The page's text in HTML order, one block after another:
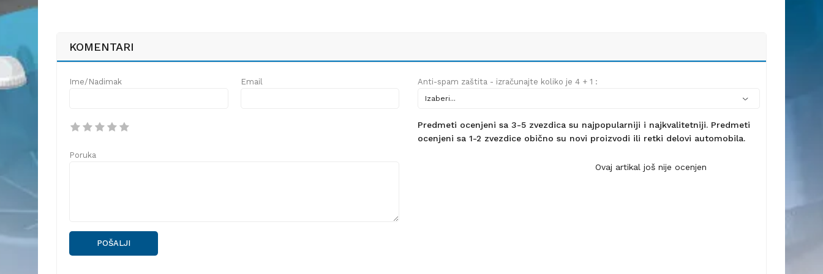
KOMENTARI
Ime/Nadimak Email
Poruka
POŠALJI
Anti-spam zaštita - izračunajte koliko je 4 + 1 :
Predmeti ocenjeni sa 3-5 zvezdica su najpopularniji i najkvalitetniji. Predmeti
ocenjeni sa 1-2 zvezdice obično su novi proizvodi ili retki delovi automobila.
Ovaj artikal još nije ocenjen